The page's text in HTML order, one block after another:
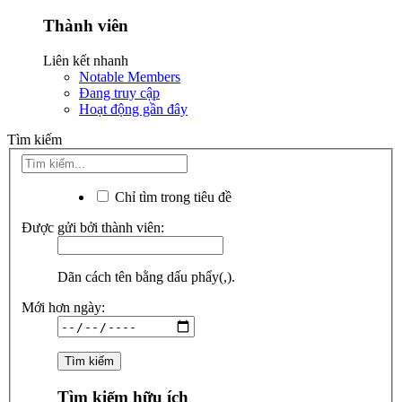
Thành viên
Liên kết nhanh
Notable Members
Đang truy cập
Hoạt động gần đây
Tìm kiếm
Chỉ tìm trong tiêu đề
Được gửi bởi thành viên:
Dãn cách tên bằng dấu phẩy(,).
Mới hơn ngày:
Tìm kiếm hữu ích